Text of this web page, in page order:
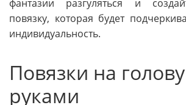
фантазии разгуляться и
повязку, которая будет
индивидуальность.
Повязки на
руками